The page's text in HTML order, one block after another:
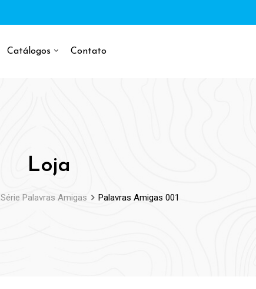
Catálogos Contato
Loja
Série Palavras Amigas Palavras Amigas 001